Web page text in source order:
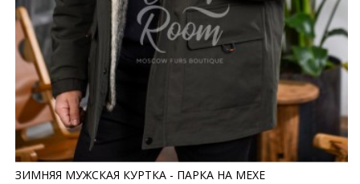
ЗИМНЯЯ МУЖСКАЯ КУРТКА - ПАРКА НА МЕХЕ